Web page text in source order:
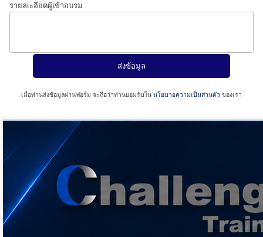
รายลเะอียดผู้เข้าอบรม
เมื่อท่านส่งข้อมูลผ่านฟอร์ม จะถือว่าท่านยอมรับใน นโยบายความเป็นส่วนตัว ของเรา